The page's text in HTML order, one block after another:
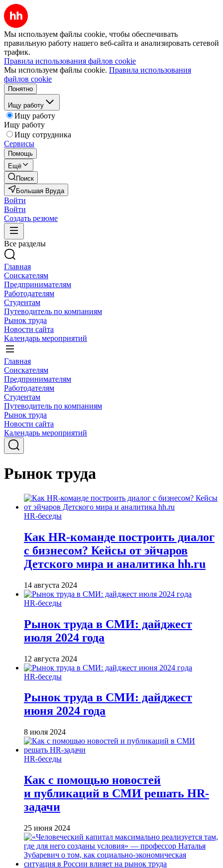
Мы используем файлы cookie, чтобы обеспечивать
правильную работу нашего веб-сайта и анализировать сетевой
трафик.
Правила использования файлов cookie
Мы используем файлы cookie. Правила использования
файлов cookie
Понятно
Ищу работу
Ищу работу
Ищу работу
Ищу сотрудника
Сервисы
Помощь
Ещё
Поиск
Большая Вруда
Войти
Войти
Создать резюме
Все разделы
Главная
Соискателям
Предпринимателям
Работодателям
Студентам
Путеводитель по компаниям
Рынок труда
Новости сайта
Календарь мероприятий
Главная
Соискателям
Предпринимателям
Работодателям
Студентам
Путеводитель по компаниям
Рынок труда
Новости сайта
Календарь мероприятий
Рынок труда
HR-беседы
Как HR-команде построить диалог
с бизнесом? Кейсы от эйчаров
Детского мира и аналитика hh.ru
14 августа 2024
HR-беседы
Рынок труда в СМИ: дайджест
июля 2024 года
12 августа 2024
HR-беседы
Рынок труда в СМИ: дайджест
июня 2024 года
8 июля 2024
HR-беседы
Как с помощью новостей
и публикаций в СМИ решать HR-
задачи
25 июня 2024